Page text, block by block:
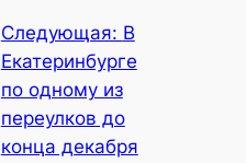
Следующая: В
Екатеринбурге
по одному из
переулков до
конца декабря